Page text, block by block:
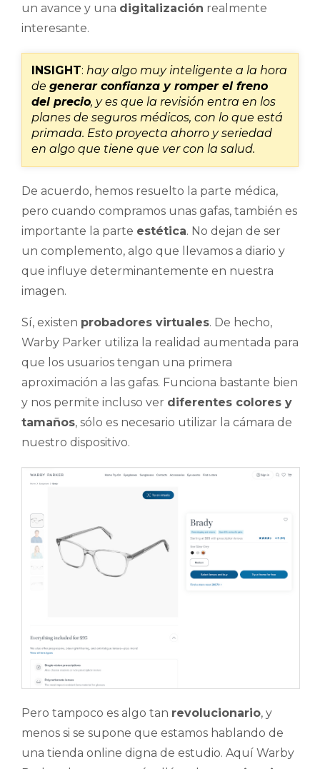
un avance y una digitalización realmente
interesante.
INSIGHT: hay algo muy inteligente a la hora
de generar confianza y romper el freno
del precio, y es que la revisión entra en los
planes de seguros médicos, con lo que está
primada. Esto proyecta ahorro y seriedad
en algo que tiene que ver con la salud.
De acuerdo, hemos resuelto la parte médica,
pero cuando compramos unas gafas, también es
importante la parte estética. No dejan de ser
un complemento, algo que llevamos a diario y
que influye determinantemente en nuestra
imagen.
Sí, existen probadores virtuales. De hecho,
Warby Parker utiliza la realidad aumentada para
que los usuarios tengan una primera
aproximación a las gafas. Funciona bastante bien
y nos permite incluso ver diferentes colores y
tamaños, sólo es necesario utilizar la cámara de
nuestro dispositivo.
Pero tampoco es algo tan revolucionario, y
menos si se supone que estamos hablando de
una tienda online digna de estudio. Aquí Warby